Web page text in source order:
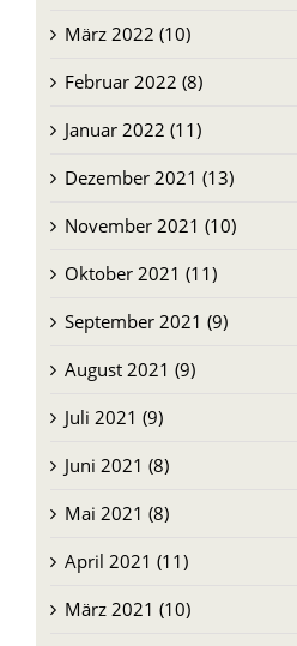
März 2022 (10)
Februar 2022 (8)
Januar 2022 (11)
Dezember 2021 (13)
November 2021 (10)
Oktober 2021 (11)
September 2021 (9)
August 2021 (9)
Juli 2021 (9)
Juni 2021 (8)
Mai 2021 (8)
April 2021 (11)
März 2021 (10)